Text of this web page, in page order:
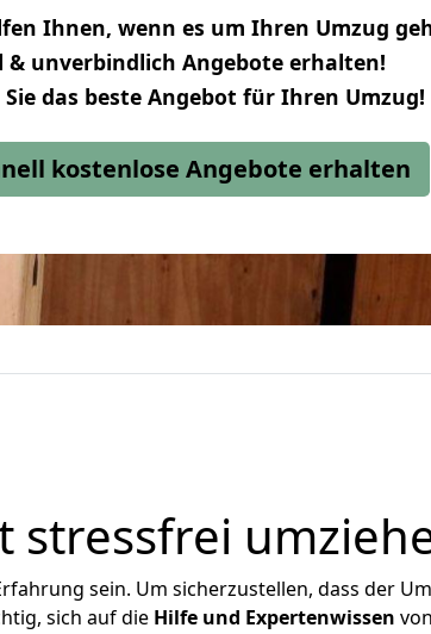
Ihnen, wenn es um Ihren Umzug
& unverbindlich Angebote erhalten!
Sie das beste Angebot für Ihren Umzug!
kostenlose Angebote erhalten
stressfrei
sein. Um sicherzustellen, dass der
sich auf die Hilfe und Expertenwissen von